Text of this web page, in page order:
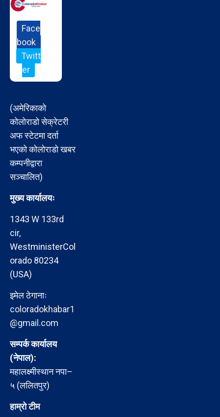
Face
book
Twitt
er
(अमेरिकाको
कोलोराडो सेक्रेटरी
अफ स्टेटमा दर्ता
भएको कोलोराडो खबर
कम्पनीद्वारा
सञ्चालित)
मुख्य कार्यालयः
1343 W 133rd
cir,
WestministerCol
orado 80234
(USA)
इमेल ठेगानाः
coloradokhabar1
@gmail.com
सम्पर्क कार्यालय
(नेपाल):
महालक्ष्मीस्थान नपा–
५ (ललितपुर)
हाम्रो टीम